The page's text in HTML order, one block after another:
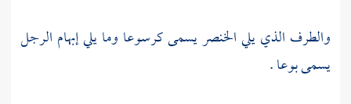
والطرف الذي يلي الخنصر يسمى كرسوعا وما يلي إبهام الرجل
يسمى بوعا .